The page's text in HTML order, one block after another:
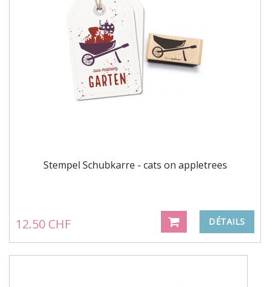
Stempel Schubkarre - cats on appletrees
12.50 CHF DÉTAILS